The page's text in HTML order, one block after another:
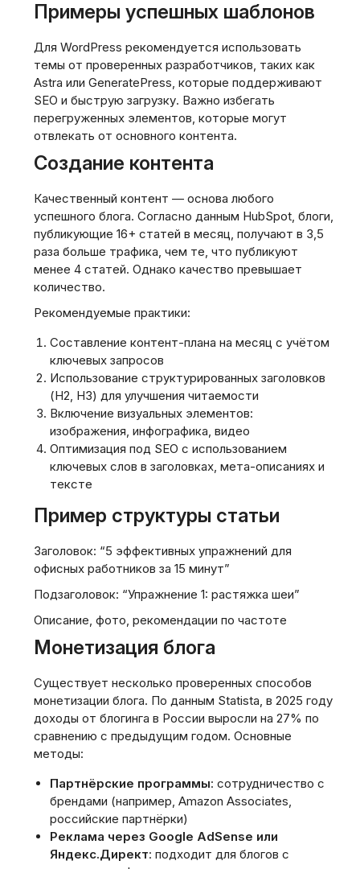
Примеры успешных шаблонов
Для WordPress рекомендуется использовать
темы от проверенных разработчиков, таких как
Astra или GeneratePress, которые поддерживают
SEO и быструю загрузку. Важно избегать
перегруженных элементов, которые могут
отвлекать от основного контента.
Создание контента
Качественный контент — основа любого
успешного блога. Согласно данным HubSpot, блоги,
публикующие 16+ статей в месяц, получают в 3,5
раза больше трафика, чем те, что публикуют
менее 4 статей. Однако качество превышает
количество.
Рекомендуемые практики:
Составление контент-плана на месяц с учётом
ключевых запросов
Использование структурированных заголовков
(H2, H3) для улучшения читаемости
Включение визуальных элементов:
изображения, инфографика, видео
Оптимизация под SEO с использованием
ключевых слов в заголовках, мета-описаниях и
тексте
Пример структуры статьи
Заголовок: “5 эффективных упражнений для
офисных работников за 15 минут”
Подзаголовок: “Упражнение 1: растяжка шеи”
Описание, фото, рекомендации по частоте
Монетизация блога
Существует несколько проверенных способов
монетизации блога. По данным Statista, в 2025 году
доходы от блогинга в России выросли на 27% по
сравнению с предыдущим годом. Основные
методы:
Партнёрские программы: сотрудничество с
брендами (например, Amazon Associates,
российские партнёрки)
Реклама через Google AdSense или
Яндекс.Директ: подходит для блогов с